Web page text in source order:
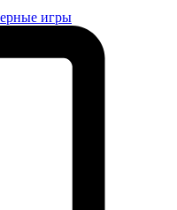
игры